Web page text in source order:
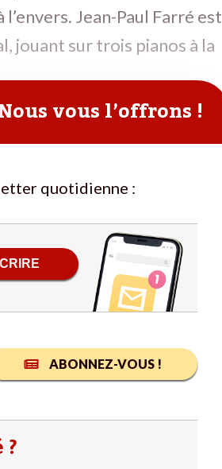
Jean-Paul Farré est
jouant sur trois pianos à la
vous l’offrons !
quotidienne :
ABONNEZ-VOUS !